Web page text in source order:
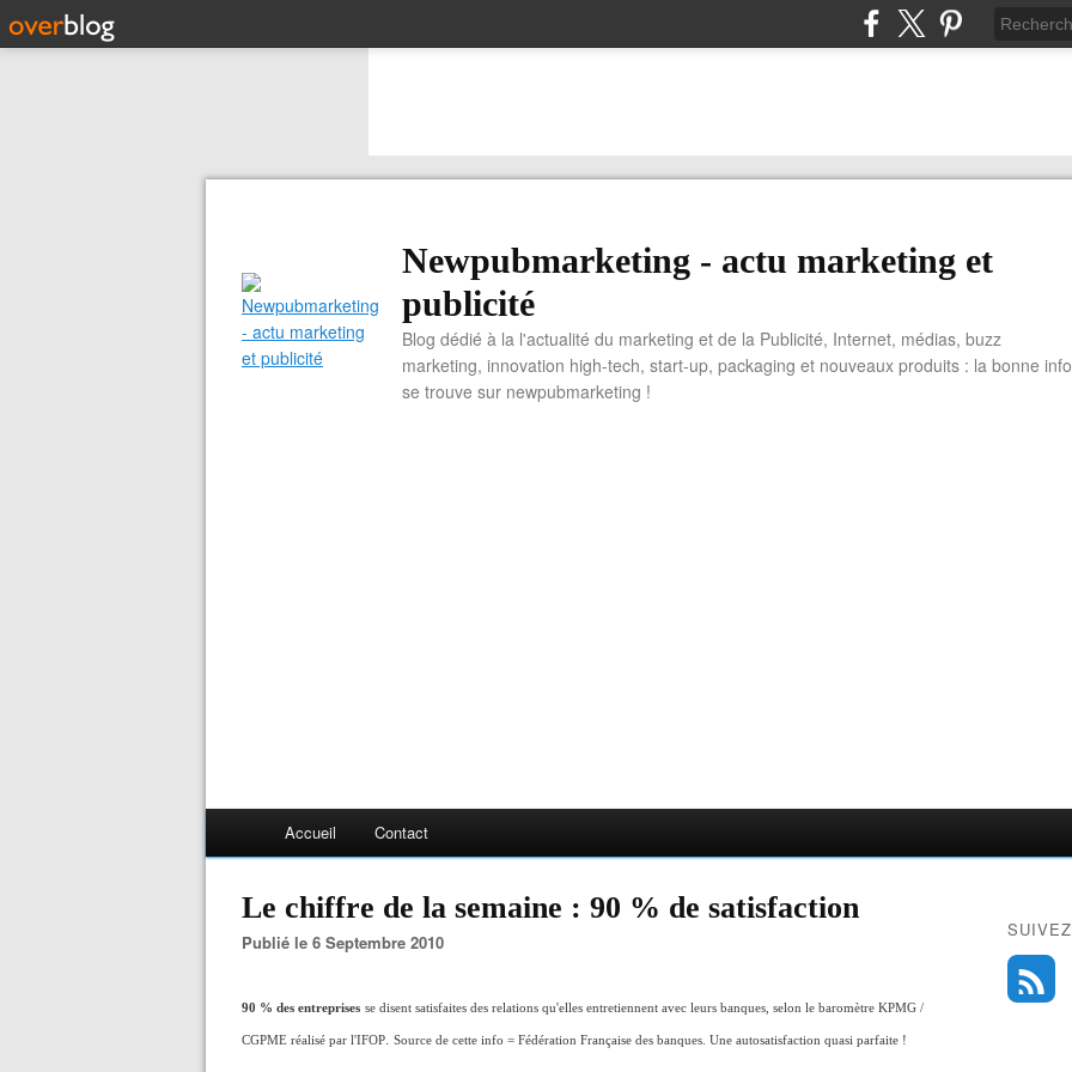
Newpubmarketing - actu marketing et
publicité
Blog dédié à la l'actualité du marketing et de la Publicité, Internet, médias, buzz
marketing, innovation high-tech, start-up, packaging et nouveaux produits : la bonne info
se trouve sur newpubmarketing !
Accueil Contact
Le chiffre de la semaine : 90 % de satisfaction
Publié le 6 Septembre 2010
90 % des entreprises se disent satisfaites des relations qu'elles entretiennent avec leurs banques, selon le baromètre KPMG /
CGPME réalisé par l'IFOP. Source de cette info = Fédération Française des banques. Une autosatisfaction quasi parfaite !